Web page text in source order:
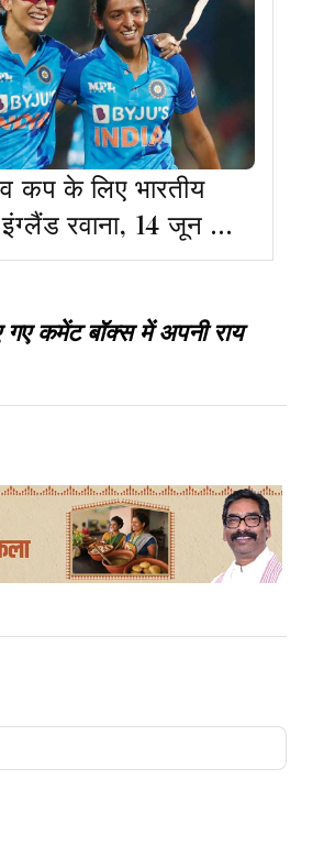
कप के लिए भारतीय
इंग्लैंड रवाना, 14 जून को
से पहला मैच
कमेंट बॉक्स में अपनी राय